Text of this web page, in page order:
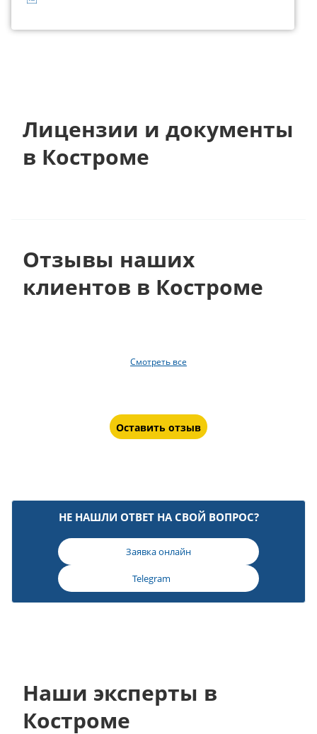
Лицензии и документы
в Костроме
Отзывы наших
клиентов в Костроме
Смотреть все
Оставить отзыв
НЕ НАШЛИ ОТВЕТ НА СВОЙ ВОПРОС?
Заявка онлайн
Telegram
Наши эксперты в
Костроме